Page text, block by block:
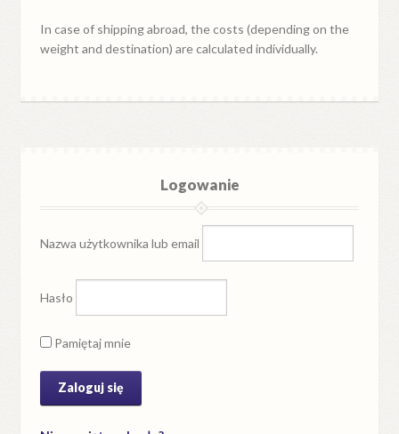
In case of shipping abroad, the costs (depending on the
weight and destination) are calculated individually.
Logowanie
Nazwa użytkownika lub email
Hasło
Pamiętaj mnie